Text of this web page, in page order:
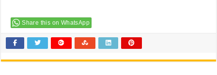
Share this on WhatsApp